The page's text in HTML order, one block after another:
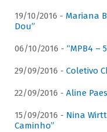
19/10/2016 - Mariana
Dou”
06/10/2016 - “MPB4 –
29/09/2016 - Coletivo
22/09/2016 - Aline
15/09/2016 - Nina
Caminho”